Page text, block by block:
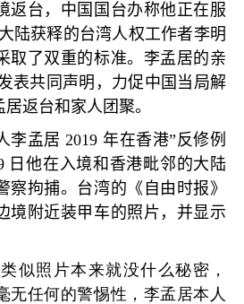
返台，中国国台办称他正在服
陆获释的台湾人权工作者李明
取了双重的标准。李孟居的亲
表共同声明，力促中国当局解
返台和家人团聚。
李孟居 2019年在香港”反修例
日他在入境和香港毗邻的大陆
察拘捕。台湾的《自由时报》
境附近装甲车的照片，并显示
似照片本来就没什么秘密，
无任何的警惕性，李孟居本人